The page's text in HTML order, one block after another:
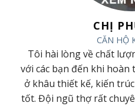
CHỊ
CĂN HỘ
Tôi hài lòng về chất
với các bạn đến khi
ở khâu thiết kế, kiến
tốt. Đội ngũ thợ rất